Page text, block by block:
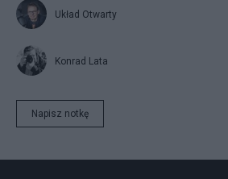
Układ Otwarty
Konrad Lata
Napisz notkę